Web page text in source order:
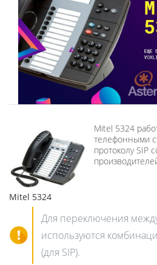
Mitel 5324
Mitel 5324
телефонными
протоколу SIP
Для переключения
используются
(для SIP).